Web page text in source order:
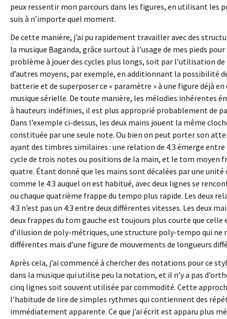
peux ressentir mon parcours dans les figures, en utilisant les
suis à n’importe quel moment.
De cette manière, j’ai pu rapidement travailler avec des
la musique Baganda, grâce surtout à l’usage de mes pieds
problème à jouer des cycles plus longs, soit par l’utilisation
d’autres moyens, par exemple, en additionnant la possibilité
batterie et de superposer ce « paramètre » à une figure déjà
musique sérielle. De toute manière, les mélodies
à hauteurs indéfinies, il est plus approprié probablement de
Dans l’exemple ci-dessus, les deux mains jouent la même
constituée par une seule note. Ou bien on peut porter son
ayant des timbres similaires : une relation de 4:3 émerge
cycle de trois notes ou positions de la main, et le tom moyen
quatre. Étant donné que les mains sont décalées par une unité
comme le 4:3 auquel on est habitué, avec deux lignes se
ou chaque quatrième frappe du tempo plus rapide. Les deux
4:3 n’est pas un 4:3 entre deux différentes vitesses. Les deux
deux frappes du tom gauche est toujours plus courte que
d’illusion de poly-métriques, une structure poly-tempo qui ne
différentes mais d’une figure de mouvements de longueurs
Après cela, j’ai commencé à chercher des notations pour ce
dans la musique qui utilise peu la notation, et il n’y a pas
cinq lignes soit souvent utilisée par commodité. Cette
l’habitude de lire de simples rythmes qui contiennent des
immédiatement apparente. Ce que j’ai écrit est apparu plus